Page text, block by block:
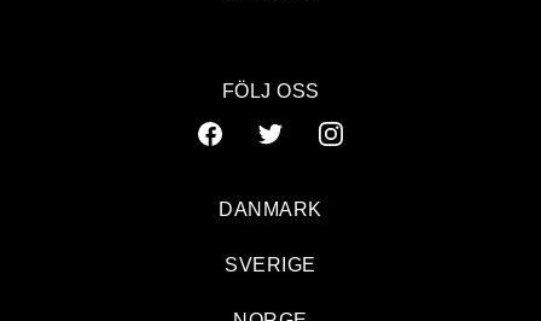
FÖLJ OSS
DANMARK
SVERIGE